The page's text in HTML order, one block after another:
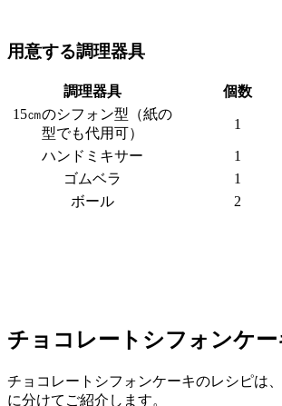
用意する調理器具
調理器具
個数
15㎝のシフォン型（紙の
型でも代用可）
1
ハンドミキサー
1
ゴムベラ
1
ボール
2
チョコレートシフォンケ
チョコレートシフォンケーキのレシピは
に分けてご紹介します。